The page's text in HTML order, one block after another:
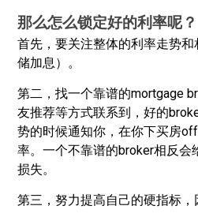
那么怎么锁定好的利率呢？
首先，要关注整体的利率走势
储加息）。
第二，找一个靠谱的mortgage
友推荐等方式联系到，好的
势的时候通知你，在你下买房
率。一个不靠谱的broker相反会
损失。
第三，努力提高自己的硬指标，